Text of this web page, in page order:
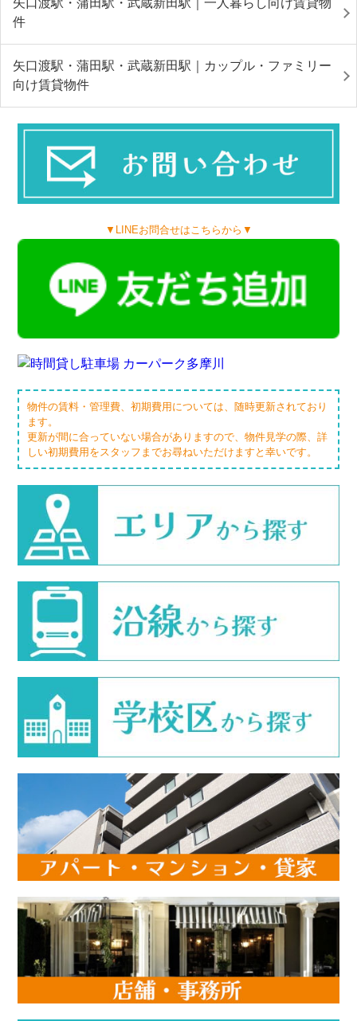
矢口渡駅・蒲田駅・武蔵新田駅｜一人暮らし向け賃貸物
件
矢口渡駅・蒲田駅・武蔵新田駅｜カップル・ファミリー
向け賃貸物件
▼LINEお問合せはこちらから▼
物件の賃料・管理費、初期費用については、随時更新されており
ます。
更新が間に合っていない場合がありますので、物件見学の際、詳
しい初期費用をスタッフまでお尋ねいただけますと幸いです。